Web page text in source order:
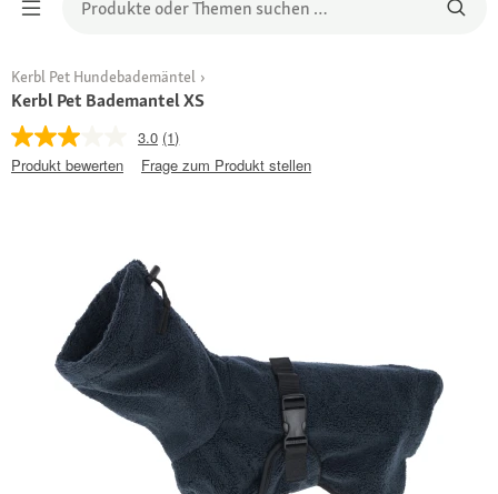
Kerbl Pet Hundebademäntel
Kerbl Pet Bademantel XS
3.0 (1)
Produkt bewerten
Frage zum Produkt stellen